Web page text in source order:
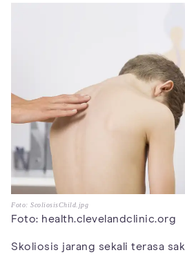
Foto: ScoliosisChild.jpg
Foto: health.clevelandclinic.org
Skoliosis jarang sekali terasa